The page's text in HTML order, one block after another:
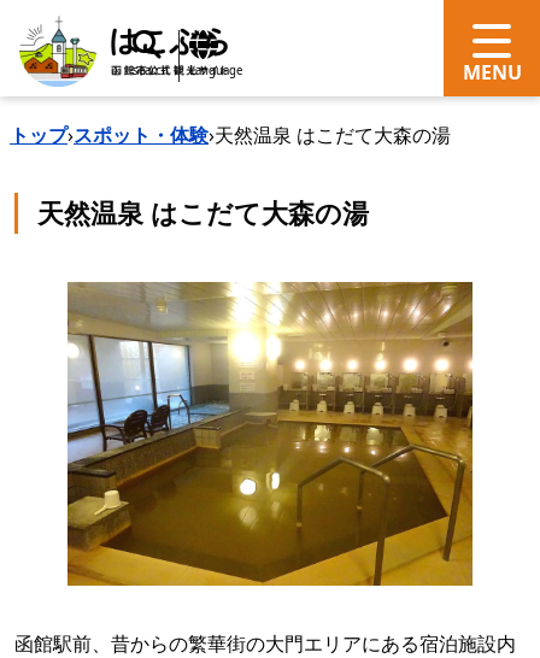
search Language
トップ›スポット・体験›天然温泉 はこだて大森の湯
天然温泉 はこだて大森の湯
函館駅前、昔からの繁華街の大門エリアにある宿泊施設内